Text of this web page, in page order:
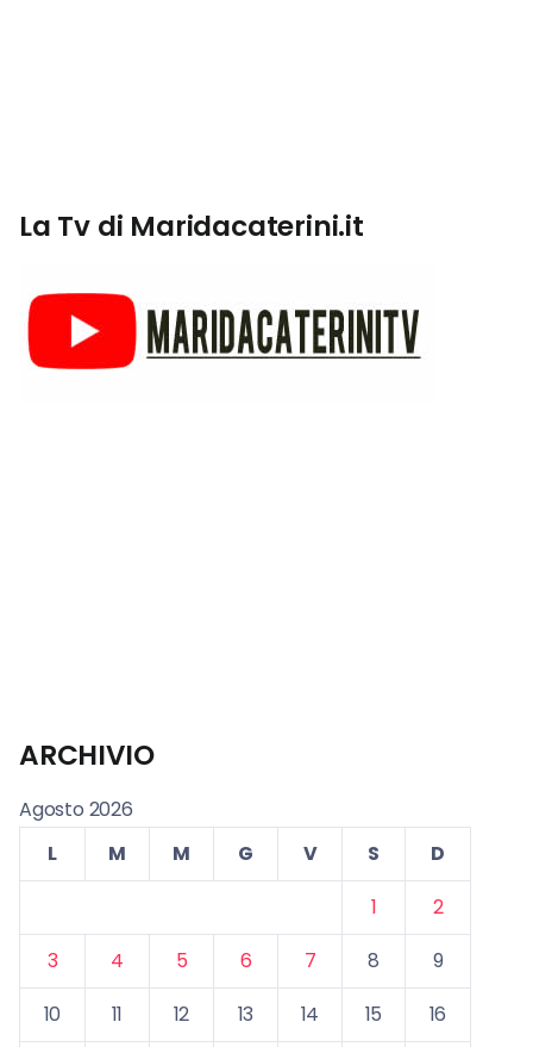
La Tv di Maridacaterini.it
ARCHIVIO
Agosto 2026
L
M M G V S
D
1
2
3
4 5 6 7 8
9
10
11 12 13 14 15 16